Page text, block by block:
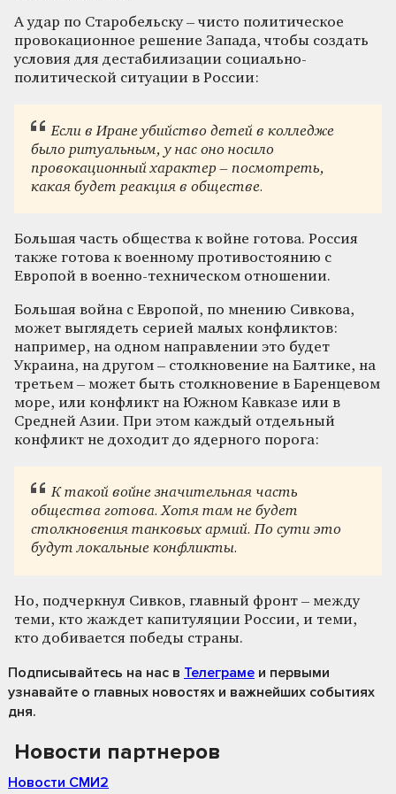
А удар по Старобельску – чисто политическое
провокационное решение Запада, чтобы создать
условия для дестабилизации социально-
политической ситуации в России:
Если в Иране убийство детей в колледже
было ритуальным, у нас оно носило
провокационный характер – посмотреть,
какая будет реакция в обществе.
Большая часть общества к войне готова. Россия
также готова к военному противостоянию с
Европой в военно-техническом отношении.
Большая война с Европой, по мнению Сивкова,
может выглядеть серией малых конфликтов:
например, на одном направлении это будет
Украина, на другом – столкновение на Балтике, на
третьем – может быть столкновение в Баренцевом
море, или конфликт на Южном Кавказе или в
Средней Азии. При этом каждый отдельный
конфликт не доходит до ядерного порога:
К такой войне значительная часть
общества готова. Хотя там не будет
столкновения танковых армий. По сути это
будут локальные конфликты.
Но, подчеркнул Сивков, главный фронт – между
теми, кто жаждет капитуляции России, и теми,
кто добивается победы страны.
Подписывайтесь на нас в Телеграме и первыми
узнавайте о главных новостях и важнейших событиях
дня.
Новости партнеров
Новости СМИ2